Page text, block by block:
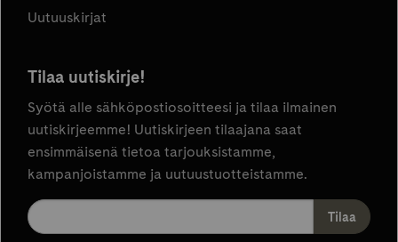
Uutuuskirjat
Tilaa uutiskirje!
Syötä alle sähköpostiosoitteesi ja tilaa ilmainen
uutiskirjeemme! Uutiskirjeen tilaajana saat
ensimmäisenä tietoa tarjouksistamme,
kampanjoistamme ja uutuustuotteistamme.